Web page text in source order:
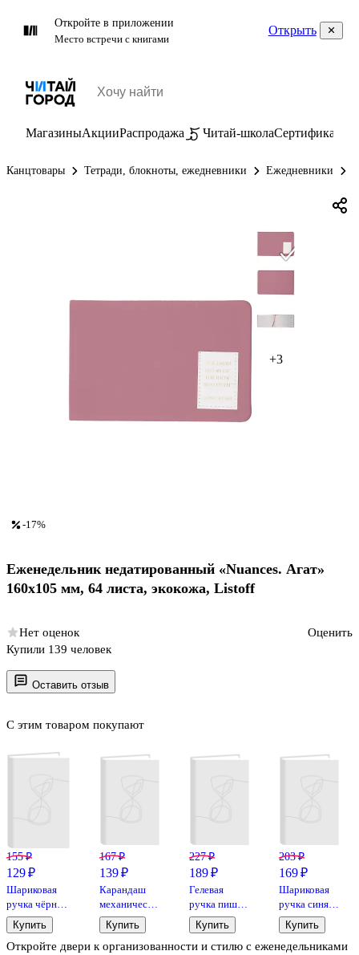
Откройте в приложении
Место встречи с книгами
Открыть
МагазиныАкцииРаспродажа Читай-школаСертификаты
Канцтовары Тетради, блокноты, ежедневники Ежедневники
+3
Оставить отзыв
Откройте двери к организованности и стилю с еженедельниками
С этим товаром покупают
155 ₽
129 ₽
Шариковая
ручка чёрная
0,5 мм, MC
Gold,
MunHwa
Купить
167 ₽
139 ₽
Карандаш
механический
с ластиком
«Contour»,
Schiller, 0,5
Купить
227 ₽
189 ₽
Гелевая
ручка пиши-
стирай синяя
0,8 мм,
Gradient, Yoi,
Купить
203 ₽
169 ₽
Шариковая
ручка синяя
автоматическая
0,7 мм, April,
Be Smart
Купить
-17%
Еженедельник недатированный «Nuances. Агат»
160х105 мм, 64 листа, экокожа, Listoff
Нет оценок
Оценить
Купили 139 человек